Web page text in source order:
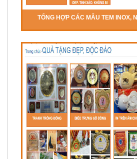
TỔNG HỢP CÁC MẪU TEM INOX,